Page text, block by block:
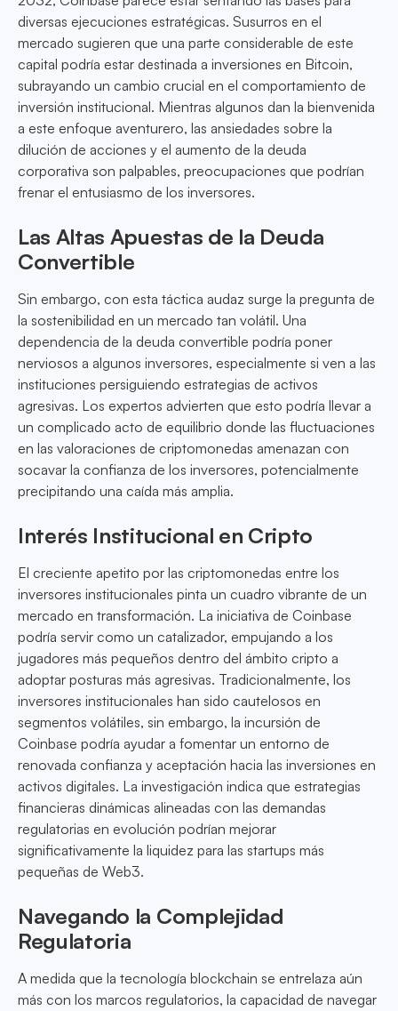
diversas ejecuciones estratégicas. Susurros en el
mercado sugieren que una parte considerable de este
capital podría estar destinada a inversiones en Bitcoin,
subrayando un cambio crucial en el comportamiento de
inversión institucional. Mientras algunos dan la bienvenida
a este enfoque aventurero, las ansiedades sobre la
dilución de acciones y el aumento de la deuda
corporativa son palpables, preocupaciones que podrían
frenar el entusiasmo de los inversores.
Las Altas Apuestas de la Deuda
Convertible
Sin embargo, con esta táctica audaz surge la pregunta de
la sostenibilidad en un mercado tan volátil. Una
dependencia de la deuda convertible podría poner
nerviosos a algunos inversores, especialmente si ven a las
instituciones persiguiendo estrategias de activos
agresivas. Los expertos advierten que esto podría llevar a
un complicado acto de equilibrio donde las fluctuaciones
en las valoraciones de criptomonedas amenazan con
socavar la confianza de los inversores, potencialmente
precipitando una caída más amplia.
Interés Institucional en Cripto
El creciente apetito por las criptomonedas entre los
inversores institucionales pinta un cuadro vibrante de un
mercado en transformación. La iniciativa de Coinbase
podría servir como un catalizador, empujando a los
jugadores más pequeños dentro del ámbito cripto a
adoptar posturas más agresivas. Tradicionalmente, los
inversores institucionales han sido cautelosos en
segmentos volátiles, sin embargo, la incursión de
Coinbase podría ayudar a fomentar un entorno de
renovada confianza y aceptación hacia las inversiones en
activos digitales. La investigación indica que estrategias
financieras dinámicas alineadas con las demandas
regulatorias en evolución podrían mejorar
significativamente la liquidez para las startups más
pequeñas de Web3.
Navegando la Complejidad
Regulatoria
A medida que la tecnología blockchain se entrelaza aún
más con los marcos regulatorios, la capacidad de navegar